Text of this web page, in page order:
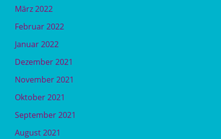
März 2022
Februar 2022
Januar 2022
Dezember 2021
November 2021
Oktober 2021
September 2021
August 2021